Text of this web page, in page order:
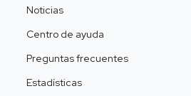
Noticias
Centro de ayuda
Preguntas frecuentes
Estadísticas